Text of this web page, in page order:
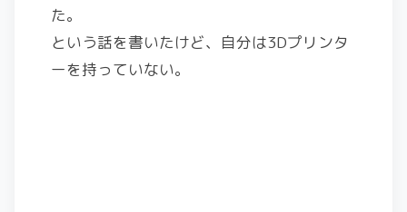
た。
という話を書いたけど、自分は3Dプリンタ
ーを持っていない。